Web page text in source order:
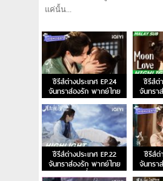
แค่นั้น...
ซีรีส์ต่างประเทศ EP.24
จันทราส่องรัก พากย์ไทย
ตอนจบ
ซีรีส์ต่
จันทรา
ซีรีส์ต่างประเทศ EP.22
จันทราส่องรัก พากย์ไทย
ตอนที่ 22
ซีรีส์ต่
จันทรา